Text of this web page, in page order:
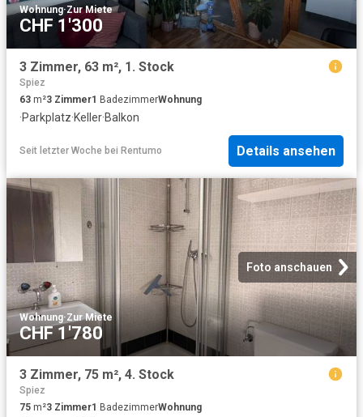
Wohnung·Zur Miete
CHF 1'300
3 Zimmer, 63 m², 1. Stock
Spiez
63 m²3 Zimmer1 BadezimmerWohnung
·Parkplatz·Keller·Balkon
Seit letzter Woche bei Rentumo Details ansehen
Foto anschauen
Wohnung·Zur Miete
CHF 1'780
3 Zimmer, 75 m², 4. Stock
Spiez
75 m²3 Zimmer1 BadezimmerWohnung